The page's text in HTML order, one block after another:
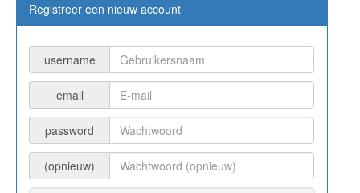
Registreer een nieuw account
username
email
password
(opnieuw)